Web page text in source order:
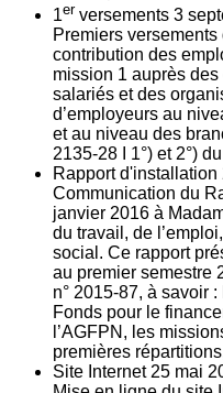
1er versements 3
Premiers
contribution des
mission 1 auprès
salariés et des
d’employeurs au
et au niveau des
2135‐28 I 1°) et 2°)
Rapport d'installation
Communication du
janvier 2016 à
du travail, de
social. Ce rapport
au premier semestre
n° 2015-87, à savoir
Fonds pour le
l’AGFPN, les
premières
Site Internet 25 mai